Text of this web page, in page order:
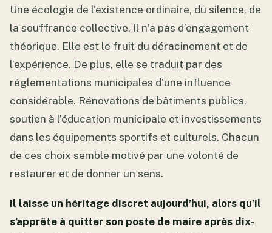
Une écologie de l’existence ordinaire, du silence, de
la souffrance collective. Il n’a pas d’engagement
théorique. Elle est le fruit du déracinement et de
l’expérience. De plus, elle se traduit par des
réglementations municipales d’une influence
considérable. Rénovations de bâtiments publics,
soutien à l’éducation municipale et investissements
dans les équipements sportifs et culturels. Chacun
de ces choix semble motivé par une volonté de
restaurer et de donner un sens.
Il laisse un héritage discret aujourd’hui, alors qu’il
s’apprête à quitter son poste de maire après dix-